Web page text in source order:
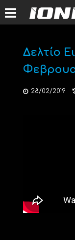
Δελτίο
28/02/2019